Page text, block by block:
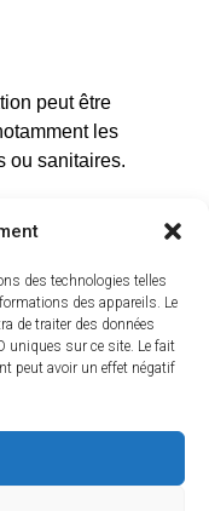
des technologies telles
des appareils. Le
de traiter des données
uniques sur ce site. Le fait
peut avoir un effet négatif
peut être
les
ou sanitaires.
périmètre et
inscrire et
d’alerte :
données